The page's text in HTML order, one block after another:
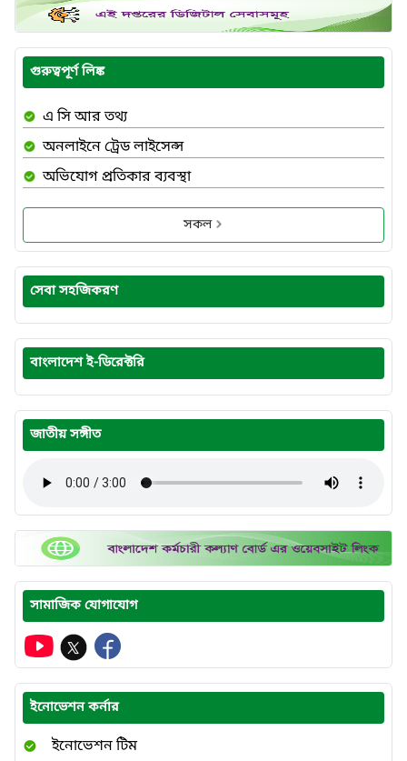
গুরুত্বপূর্ণ লিঙ্ক
এ সি আর তথ্য
অনলাইনে ট্রেড লাইসেন্স
অভিযোগ প্রতিকার ব্যবস্থা
সকল
সেবা সহজিকরণ
বাংলাদেশ ই-ডিরেক্টরি
জাতীয় সঙ্গীত
সামাজিক যোগাযোগ
ইনোভেশন কর্নার
ইনোভেশন টিম